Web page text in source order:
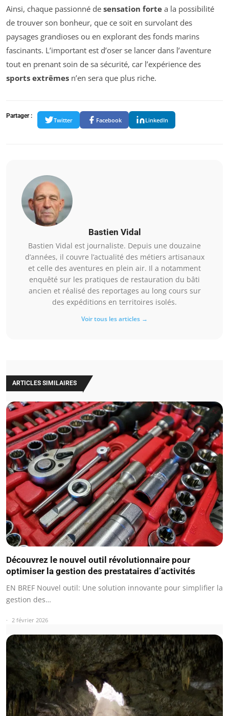
Ainsi, chaque passionné de sensation forte a la possibilité
de trouver son bonheur, que ce soit en survolant des
paysages grandioses ou en explorant des fonds marins
fascinants. L’important est d’oser se lancer dans l’aventure
tout en prenant soin de sa sécurité, car l’expérience des
sports extrêmes n’en sera que plus riche.
Partager :
Twitter Facebook LinkedIn
Bastien Vidal
Bastien Vidal est journaliste. Depuis une douzaine
d’années, il couvre l’actualité des métiers artisanaux
et celle des aventures en plein air. Il a notamment
enquêté sur les pratiques de restauration du bâti
ancien et réalisé des reportages au long cours sur
des expéditions en territoires isolés.
Voir tous les articles →
ARTICLES SIMILAIRES
Découvrez le nouvel outil révolutionnaire pour
optimiser la gestion des prestataires d’activités
EN BREF Nouvel outil: Une solution innovante pour simplifier la
gestion des…
2 février 2026